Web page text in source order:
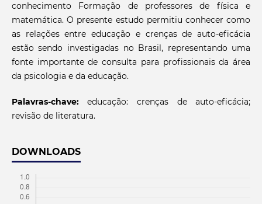
conhecimento Formação de professores de física e
matemática. O presente estudo permitiu conhecer como
as relações entre educação e crenças de auto-eficácia
estão sendo investigadas no Brasil, representando uma
fonte importante de consulta para profissionais da área
da psicologia e da educação.
Palavras-chave:educação: crenças de auto-eficácia;
revisão de literatura.
DOWNLOADS